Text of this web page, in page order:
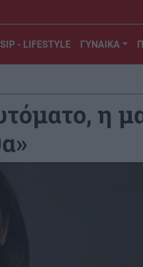
- LIFESTYLE ΓΥΝΑΙΚΑ
η